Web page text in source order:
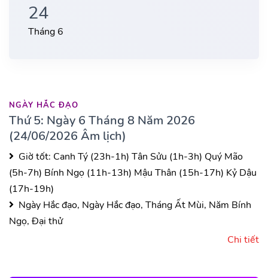
24
Tháng 6
NGÀY HẮC ĐẠO
Thứ 5: Ngày 6 Tháng 8 Năm 2026
(24/06/2026 Âm lịch)
Giờ tốt: Canh Tý (23h-1h) Tân Sửu (1h-3h) Quý Mão
(5h-7h) Bính Ngọ (11h-13h) Mậu Thân (15h-17h) Kỷ Dậu
(17h-19h)
Ngày Hắc đạo, Ngày Hắc đạo, Tháng Ất Mùi, Năm Bính
Ngọ, Đại thử
Chi tiết